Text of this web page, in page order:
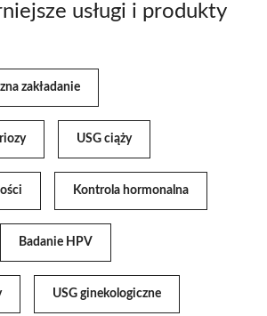
usługi i produkty
zakładanie
USG ciąży
Kontrola hormonalna
Badanie HPV
USG ginekologiczne